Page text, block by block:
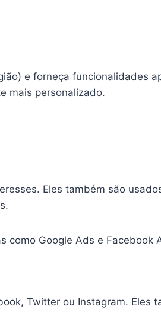
e forneça funcionalidades
mais personalizado.
Eles também são
como Google Ads e Facebook
Twitter ou Instagram. Eles